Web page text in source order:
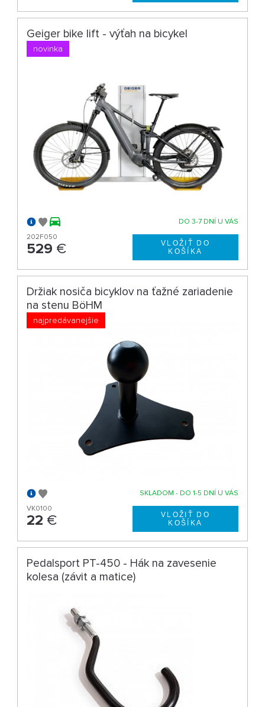
Geiger bike lift - výťah na bicykel
novinka
DO 3-7 DNÍ U VÁS
202F050
529 €
Držiak nosiča bicyklov na ťažné zariadenie
na stenu BöHM
najpredávanejšie
SKLADOM - DO 1-5 DNÍ U VÁS
VK0100
22 €
Pedalsport PT-450 - Hák na zavesenie
kolesa (závit a matice)